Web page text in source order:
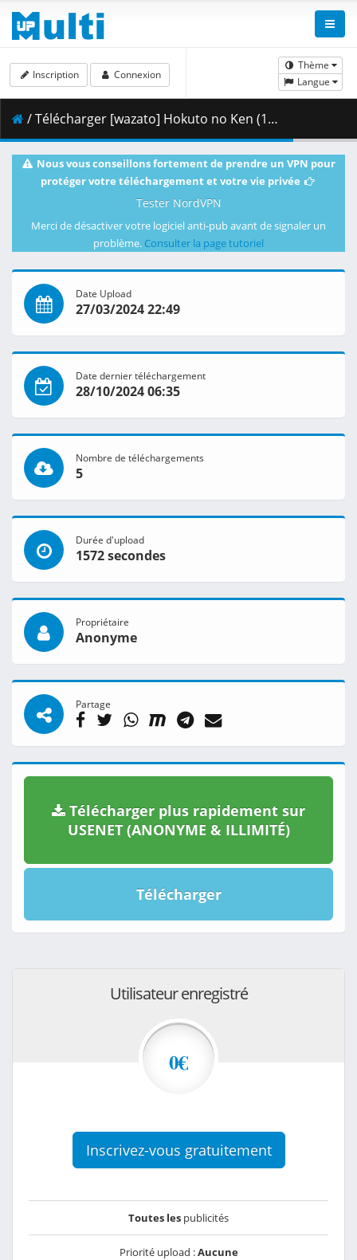
Thème
Langue
Inscription Connexion
/ Télécharger [wazato] Hokuto no Ken (1984) - 027 [REMASTERED] [DVD] [54FD2878].mkv.001 ( 470.76 MB )
Nous vous conseillons fortement de prendre un VPN pour
protéger votre téléchargement et votre vie privée
Tester NordVPN
Merci de désactiver votre logiciel anti-pub avant de signaler un
problème. Consulter la page tutoriel
Date Upload
27/03/2024 22:49
Date dernier téléchargement
28/10/2024 06:35
Nombre de téléchargements
5
Durée d'upload
1572 secondes
Propriétaire
Anonyme
Partage
Télécharger plus rapidement sur
USENET (ANONYME & ILLIMITÉ)
Télécharger
Utilisateur enregistré
0€
Inscrivez-vous gratuitement
Toutes les publicités
Priorité upload :Aucune